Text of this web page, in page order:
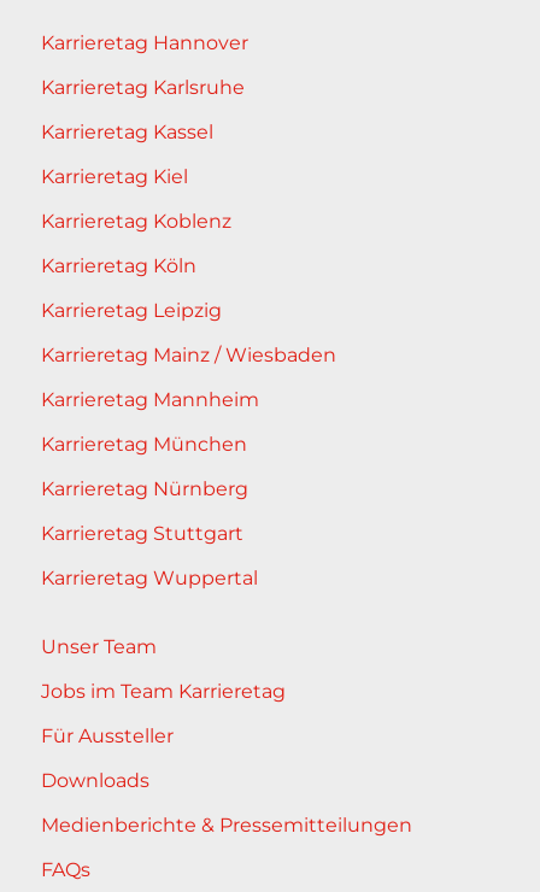
Karrieretag Hannover
Karrieretag Karlsruhe
Karrieretag Kassel
Karrieretag Kiel
Karrieretag Koblenz
Karrieretag Köln
Karrieretag Leipzig
Karrieretag Mainz / Wiesbaden
Karrieretag Mannheim
Karrieretag München
Karrieretag Nürnberg
Karrieretag Stuttgart
Karrieretag Wuppertal
Unser Team
Jobs im Team Karrieretag
Für Aussteller
Downloads
Medienberichte & Pressemitteilungen
FAQs